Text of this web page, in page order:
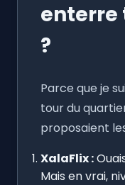
enterre
?
Parce que je
tour du
proposaient
XalaFlix :
Mais en vrai,